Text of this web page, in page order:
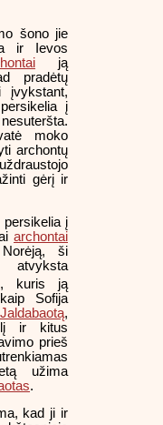
šono jie
ir Ievos
ją
pradėtų
įvykstant,
į
moko
archontų
gėrį ir
persikelia į
archontai
Norėją, ši
atvyksta
kuris ją
Sofija
Jaldabaotą,
ir kitus
prieš
užima
.
kad ji ir